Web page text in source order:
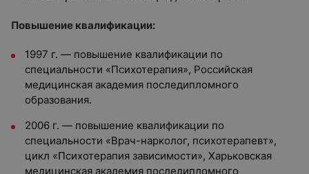
Повышение квалификации:
1997 г. — повышение квалификации по
специальности «Психотерапия», Российская
медицинская академия последипломного
образования.
2006 г. — повышение квалификации по
специальности «Врач-нарколог, психотерапевт»,
цикл «Психотерапия зависимости», Харьковская
медицинская академия последипломного